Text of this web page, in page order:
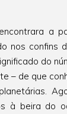
a
nos confins
do
– de que
à beira do